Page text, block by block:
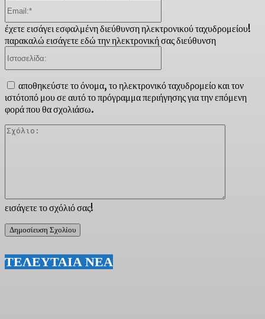
εισάγετε το σχόλιό σας!
έχετε εισάγει εσφαλμένη διεύθυνση ηλεκτρονικού ταχυδρομείου!
παρακαλώ εισάγετε εδώ την ηλεκτρονική σας διεύθυνση
αποθηκεύστε το όνομα, το ηλεκτρονικό ταχυδρομείο και τον
ιστότοπό μου σε αυτό το πρόγραμμα περιήγησης για την επόμενη
φορά που θα σχολιάσω.
ΤΕΛΕΥΤΑΙΑ ΝΕΑ